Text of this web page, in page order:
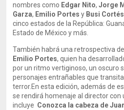
nombres como Edgar Nito,Jorge
Garza, Emilio Portes y Busi Cortés
cinco estados de la República:
Estado de México y más.
También habrá una retrospectiva
Emilio Portes, quien ha
por un ritmo vertiginoso, un oscuro
personajes entrañables que
terror.En esta edición, además de
se rendirá homenaje al director con
incluye Conozca la cabeza de